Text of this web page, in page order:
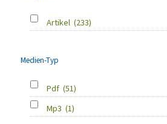
Artikel (233)
Medien-Typ
Pdf (51)
Mp3 (1)